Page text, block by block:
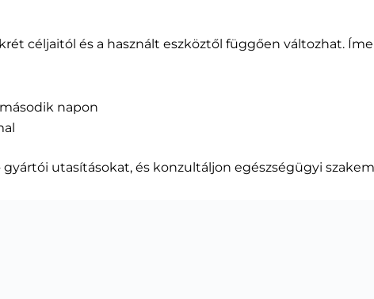
céljaitól és a használt eszköztől függően változhat.
napon
utasításokat, és konzultáljon egészségügyi